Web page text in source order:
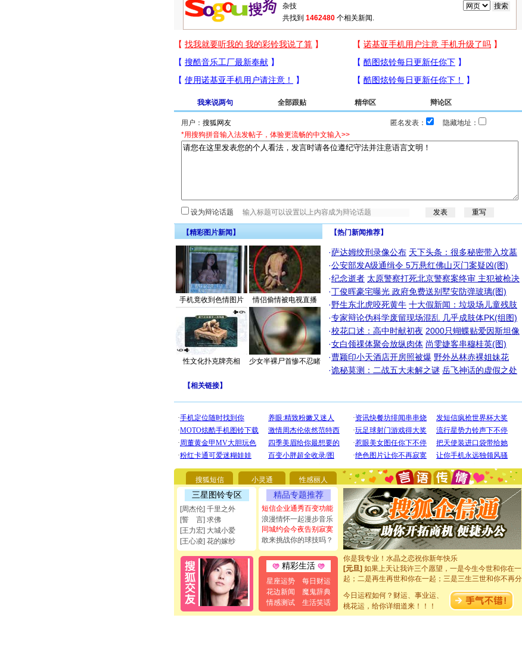
共找到 1462480 个相关新闻.
我来说两句 全部跟贴 精华区 辩论区
用户： 匿名发表：
隐藏地址：
*用搜狗拼音输入法发帖子，体验更流畅的中文输入>>
设为辩论话题
【精彩图片新闻】
手机竟收到色情图片 情侣偷情被电视直播
性文化扑克牌亮相 少女半裸尸首惨不忍睹
【热门新闻推荐】
·萨达姆绞刑录像公布 天下头条：很多秘密带入坟墓
·公安部发A级通缉令 5万悬红佛山灭门案疑凶(图)
·纪念逝者 太原警察打死北京警察案终审 主犯被枪决
·丁俊晖豪宅曝光 政府免费送别墅安防弹玻璃(图)
·野生东北虎咬死黄牛 十大假新闻：垃圾场儿童残肢
·专家辩论伪科学废留现场混乱 几乎成肢体PK(组图)
·校花口述：高中时献初夜 2000只蝴蝶贴爱因斯坦像
·女白领祼体聚会放纵肉体 尚雯婕客串穆桂英(图)
·曹颖印小天酒店开房照被爆 野外丛林赤裸姐妹花
·诡秘莫测：二战五大未解之谜 岳飞神话的虚假之处
【相关链接】
搜狐短信 小灵通 性感丽人
三星图铃专区
[周杰伦] 千里之外
[誓 言] 求佛
[王力宏] 大城小爱
[王心凌] 花的嫁纱
精品专题推荐
短信企业通秀百变功能
浪漫情怀一起漫步音乐
同城约会今夜告别寂寞
敢来挑战你的球技吗？
精彩生活
星座运势
每日财运
花边新闻
魔鬼辞典
情感测试
生活笑话
[圣诞节] 圣诞节到了，想想没什么送给你的，又不打算给
你太多，只有给你五千万：千万快乐！千万要健康！千万
要平安！千万要知足！千万不要忘记我！
[圣诞节]不只这样的日子才会想起你,而是这样的日子才
能正大光明地骚扰你,告诉你,圣诞要快乐!新年要快乐!天天
都要快乐噢!
[圣诞节]奉上一颗祝福的心,在这个特别的日子里,愿幸福,
如意,快乐,鲜花,一切美好的祝愿与你同在.圣诞快乐!
[元旦]看到你我会触电；看不到你我要充电；没有你我会
断电。爱你是我职业，想你是我事业，抱你是我特长，吻
[元旦]如果上天让我许三个愿望，一是今生今世和你在一
起；二是再生再世和你在一起；三是三生三世和你不再分
离。水晶之恋祝你新年快乐
[元旦]当我狠下心扭头离去那一刻，你在我身后无助地哭
泣，这痛楚让我明白我多么爱你。我转身抱住你：这猪不
今日运程如何？财运、事业运、
桃花运，给你详细道来！！！